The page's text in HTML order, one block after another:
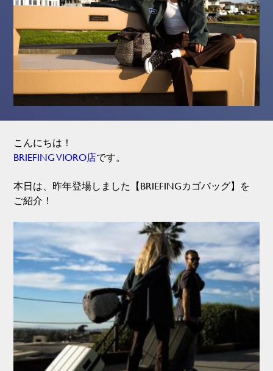
こんにちは！
BRIEFING VIORO店です。
本日は、昨年登場しました【BRIEFINGカゴバッグ】を
ご紹介！